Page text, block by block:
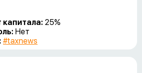
капитала: 25%
Нет
#taxnews